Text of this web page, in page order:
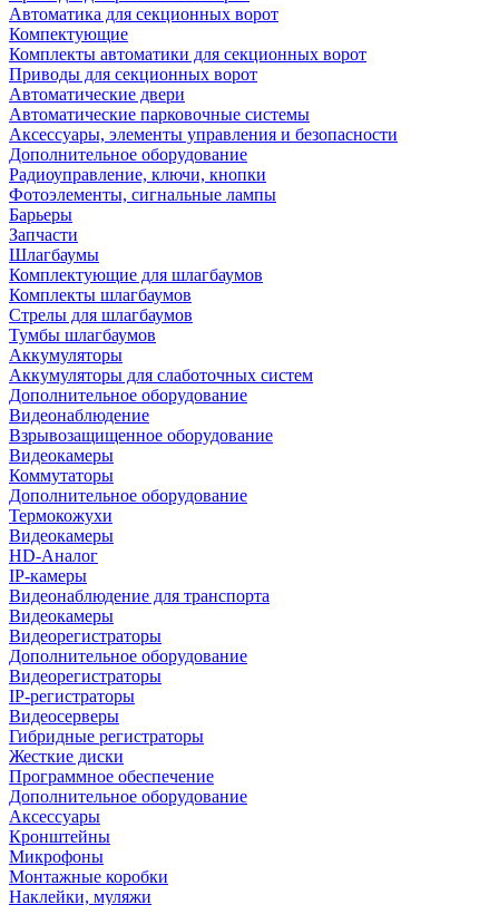
Автоматика для секционных ворот
Компектующие
Комплекты автоматики для секционных ворот
Приводы для секционных ворот
Автоматические двери
Автоматические парковочные системы
Аксессуары, элементы управления и безопасности
Дополнительное оборудование
Радиоуправление, ключи, кнопки
Фотоэлементы, сигнальные лампы
Барьеры
Запчасти
Шлагбаумы
Комплектующие для шлагбаумов
Комплекты шлагбаумов
Стрелы для шлагбаумов
Тумбы шлагбаумов
Аккумуляторы
Аккумуляторы для слаботочных систем
Дополнительное оборудование
Видеонаблюдение
Взрывозащищенное оборудование
Видеокамеры
Коммутаторы
Дополнительное оборудование
Термокожухи
Видеокамеры
HD-Аналог
IP-камеры
Видеонаблюдение для транспорта
Видеокамеры
Видеорегистраторы
Дополнительное оборудование
Видеорегистраторы
IP-регистраторы
Видеосерверы
Гибридные регистраторы
Жесткие диски
Программное обеспечение
Дополнительное оборудование
Аксессуары
Кронштейны
Микрофоны
Монтажные коробки
Наклейки, муляжи